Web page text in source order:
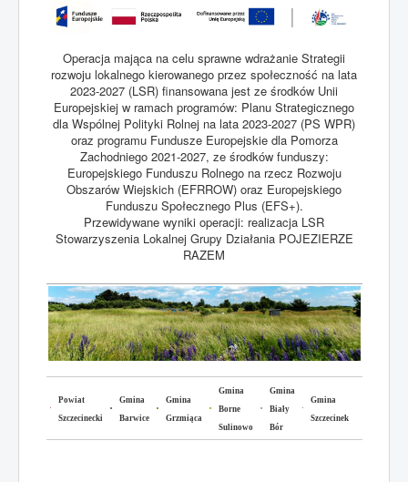
Operacja mająca na celu sprawne wdrażanie Strategii
rozwoju lokalnego kierowanego przez społeczność na lata
2023-2027 (LSR) finansowana jest ze środków Unii
Europejskiej w ramach programów: Planu Strategicznego
dla Wspólnej Polityki Rolnej na lata 2023-2027 (PS WPR)
oraz programu Fundusze Europejskie dla Pomorza
Zachodniego 2021-2027, ze środków funduszy:
Europejskiego Funduszu Rolnego na rzecz Rozwoju
Obszarów Wiejskich (EFRROW) oraz Europejskiego
Funduszu Społecznego Plus (EFS+).
Przewidywane wyniki operacji: realizacja LSR
Stowarzyszenia Lokalnej Grupy Działania POJEZIERZE
RAZEM
Powiat
Szczecinecki
Gmina
Barwice
Gmina
Grzmiąca
Gmina
Borne
Sulinowo
Gmina
Biały
Bór
Gmina
Szczecinek